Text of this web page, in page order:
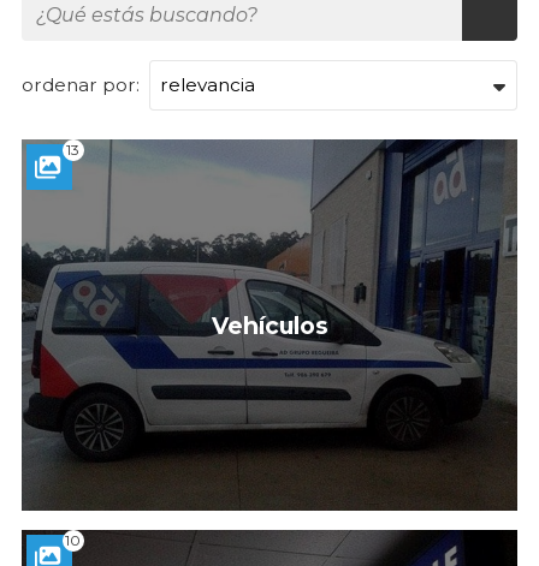
ordenar por:
Vehículos
13
10